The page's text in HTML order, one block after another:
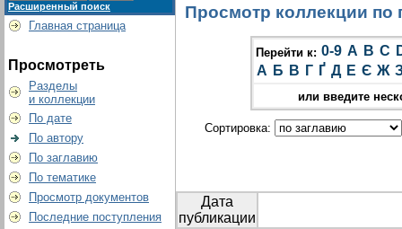
Расширенный поиск
Главная страница
Просмотреть
Разделы
и коллекции
По дате
По автору
По заглавию
По тематике
Просмотр документов
Последние поступления
Просмотр коллекции по
Перейти к: 0-9 A B C
А Б В Г Ґ Д Е Є Ж
или введите
Сортировка:
Дата
публикации